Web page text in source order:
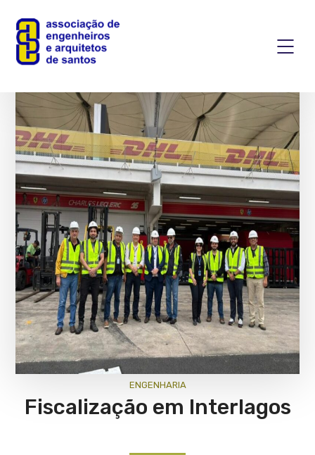
ENGENHARIA
Fiscalização em Interlagos